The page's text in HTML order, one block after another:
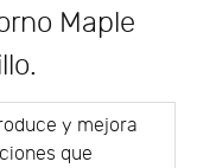
Maple
y mejora
que